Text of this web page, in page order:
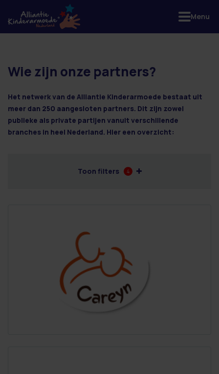
11 resultaten
Wie zijn onze partners?
Het netwerk van de Alliantie Kinderarmoede bestaat uit
meer dan 250 aangesloten partners. Dit zijn zowel
publieke als private partijen vanuit verschillende
branches in heel Nederland. Hier een overzicht:
Toon filters 4
Menu